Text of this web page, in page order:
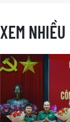
XEM NHIỀU